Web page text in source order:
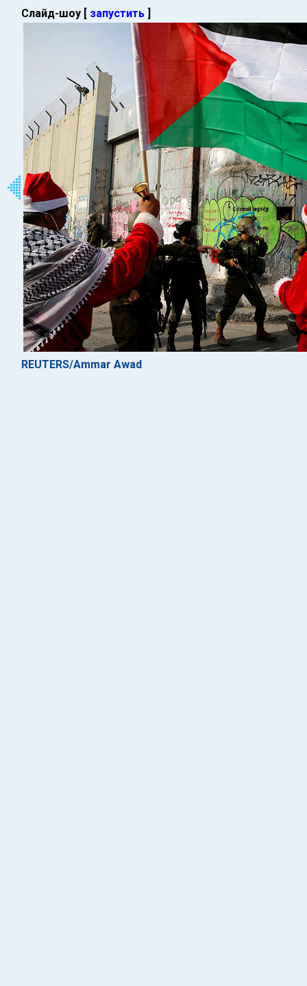
Слайд-шоу [ запустить ]
REUTERS/Ammar Awad